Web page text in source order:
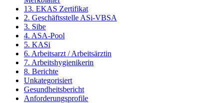
13. EKAS Zertifikat
2. Geschäftsstelle ASi-VBSA
3. Sibe
4. ASA-Pool
5. KASi
6. Arbeitsarzt / Arbeitsärztin
7. Arbeitshygienikerin
8. Berichte
Unkategorisiert
Gesundheitsbericht
Anforderungsprofile